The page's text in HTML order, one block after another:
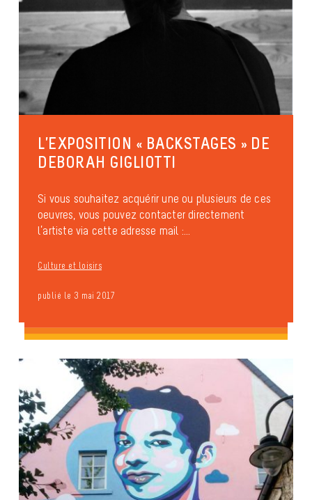
L’EXPOSITION « BACKSTAGES » DE
DEBORAH GIGLIOTTI
Si vous souhaitez acquérir une ou plusieurs de ces
oeuvres, vous pouvez contacter directement
l’artiste via cette adresse mail :...
Culture et loisirs
publié le 3 mai 2017